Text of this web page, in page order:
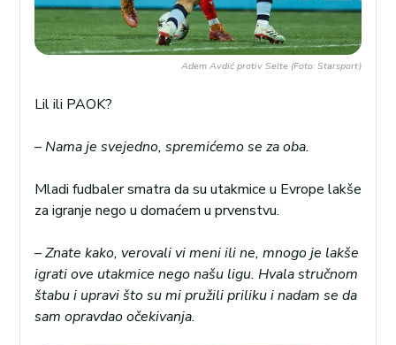
Adem Avdić protiv Selte (Foto: Starsport)
Lil ili PAOK?
– Nama je svejedno, spremićemo se za oba.
Mladi fudbaler smatra da su utakmice u Evrope lakše
za igranje nego u domaćem u prvenstvu.
– Znate kako, verovali vi meni ili ne, mnogo je lakše
igrati ove utakmice nego našu ligu. Hvala stručnom
štabu i upravi što su mi pružili priliku i nadam se da
sam opravdao očekivanja.